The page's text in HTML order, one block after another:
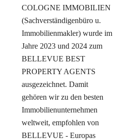
COLOGNE IMMOBILIEN
(Sachverständigenbüro u.
Immobilienmakler) wurde im
Jahre 2023 und 2024 zum
BELLEVUE BEST
PROPERTY AGENTS
ausgezeichnet. Damit
gehören wir zu den besten
Immobilienunternehmen
weltweit, empfohlen von
BELLEVUE - Europas